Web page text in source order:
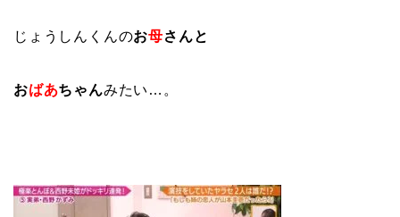
じょうしんくんのお母さんと
おばあちゃんみたい…。